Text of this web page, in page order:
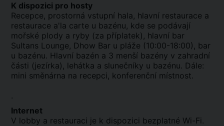
K dispozici pro hosty
Recepce, prostorná vstupní hala, hlavní restaurace a
restaurace a'la carte u bazénu, kde se podávají
mořské plody a ryby (za příplatek), hlavní bar
Sultans Lounge, Dhow Bar u pláže (10:00-18:00), bar
u bazénu. Hlavní bazén a 3 menší bazény v zahradní
části (jezírka), lehátka a slunečníky u bazénu. Dále:
mini směnárna na recepci, konferenční místnost.
.
Internet
V lobby a restauraci je k dispozici bezplatné Wi-Fi.